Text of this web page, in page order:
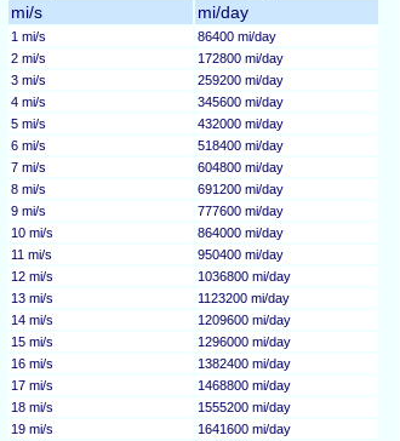
mi/s mi/day
1 mi/s
86400 mi/day
2 mi/s
172800 mi/day
3 mi/s
259200 mi/day
4 mi/s
345600 mi/day
5 mi/s
432000 mi/day
6 mi/s
518400 mi/day
7 mi/s
604800 mi/day
8 mi/s
691200 mi/day
9 mi/s
777600 mi/day
10 mi/s
864000 mi/day
11 mi/s
950400 mi/day
12 mi/s
1036800 mi/day
13 mi/s
1123200 mi/day
14 mi/s
1209600 mi/day
15 mi/s
1296000 mi/day
16 mi/s
1382400 mi/day
17 mi/s
1468800 mi/day
18 mi/s
1555200 mi/day
19 mi/s
1641600 mi/day